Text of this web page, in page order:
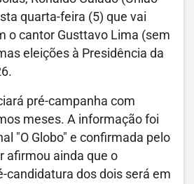
quarta-feira (5) que vai
o cantor Gusttavo Lima (sem
eleições à Presidência da
pré-campanha com
meses. A informação foi
"O Globo" e confirmada pelo
afirmou ainda que o
candidatura dos dois será em